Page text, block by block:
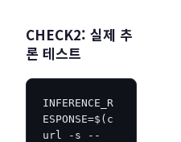
CHECK2: 실제 추
론 테스트
INFERENCE_R
ESPONSE=$(c
url -s --